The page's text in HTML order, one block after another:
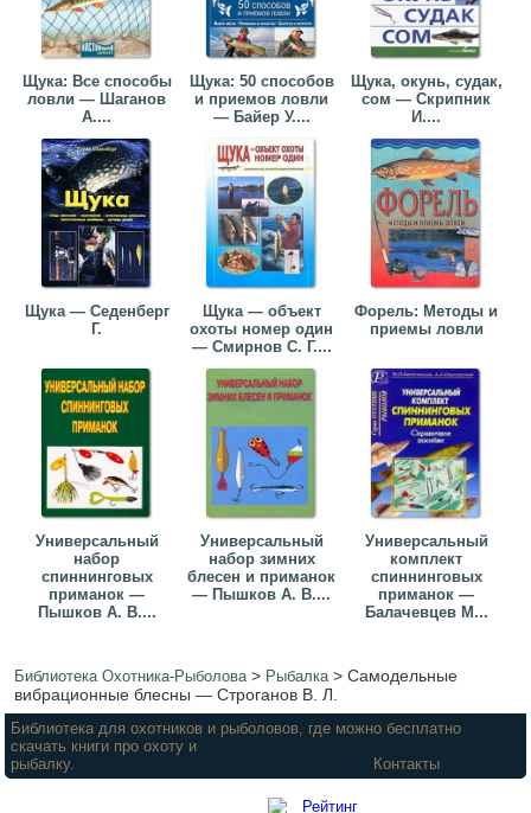
Щука: Все способы
ловли — Шаганов
А....
Щука: 50 способов
и приемов ловли
— Байер У....
Щука, окунь, судак,
сом — Скрипник
И....
Щука — Седенберг
Г.
Щука — объект
охоты номер один
— Смирнов С. Г....
Форель: Методы и
приемы ловли
Универсальный
набор
спиннинговых
приманок —
Пышков А. В....
Универсальный
набор зимних
блесен и приманок
— Пышков А. В....
Универсальный
комплект
спиннинговых
приманок —
Балачевцев М...
Библиотека Охотника-Рыболова> Рыбалка>Самодельные
вибрационные блесны — Строганов В. Л.
Библиотека для охотников и рыболовов, где можно бесплатно
скачать книги про охоту и
рыбалку.
Контакты